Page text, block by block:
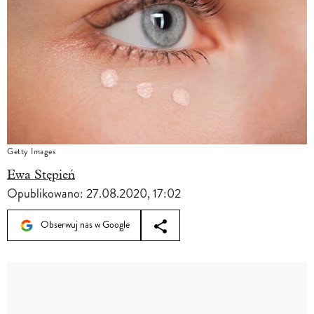
Getty Images
Ewa Stępień
Opublikowano:27.08.2020, 17:02
Obserwuj nas w Google